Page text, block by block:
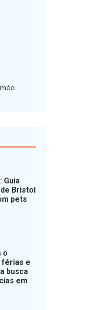
Guia
Bristol
pets
o
férias e
busca
em